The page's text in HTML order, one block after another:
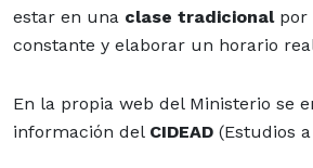
estar en una clase tradicionalpor
constante y elaborar un horario
En la propia web del Ministerio se
información del CIDEAD (Estudios